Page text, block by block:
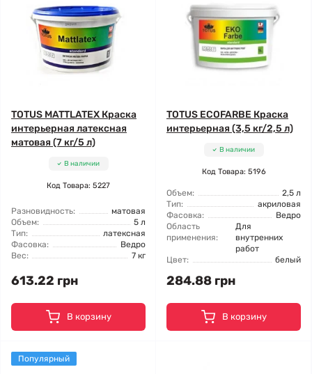
TOTUS MATTLATEX Краска
интерьерная латексная
матовая (7 кг/5 л)
В наличии
Код Товара: 5227
Разновидность:
матовая
Объем:
5 л
Тип:
латексная
Фасовка:
Ведро
Вес:
7 кг
613.22 грн
В корзину
TOTUS ECOFARBE Краска
интерьерная (3,5 кг/2,5 л)
В наличии
Код Товара: 5196
Объем:
2,5 л
Тип:
акриловая
Фасовка:
Ведро
Область
применения:
Для
внутренних
работ
Цвет:
белый
284.88 грн
В корзину
Популярный